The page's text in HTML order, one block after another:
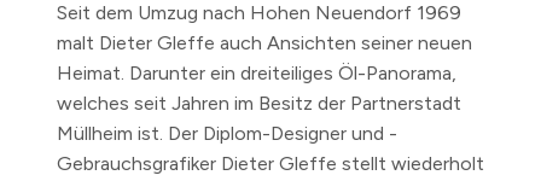
Seit dem Umzug nach Hohen Neuendorf 1969
malt Dieter Gleffe auch Ansichten seiner neuen
Heimat. Darunter ein dreiteiliges Öl-Panorama,
welches seit Jahren im Besitz der Partnerstadt
Müllheim ist. Der Diplom-Designer und -
Gebrauchsgrafiker Dieter Gleffe stellt wiederholt